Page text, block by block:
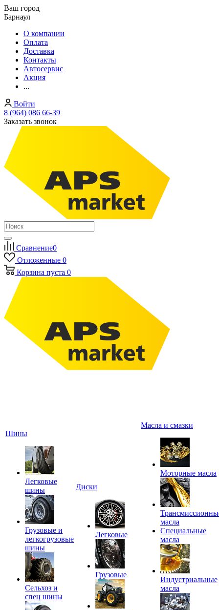
Ваш город
Барнаул
О компании
Оплата
Доставка
Контакты
Автосервис
Акция
...
Войти
8 (964) 086 66-39
Заказать звонок
Сравнение0
Отложенные 0
Корзина пуста 0
Шины
Легковые
шины
Грузовые и
легкогрузовые
шины
Сельхоз и
спец шины
Диски
Легковые
Грузовые
Масла и смазки
Моторные масла
масла
Специальные
масла
Индустриальные
масла